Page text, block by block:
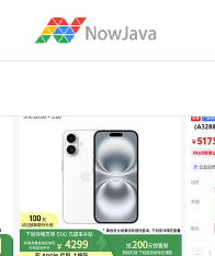
东自营 + 国补 / 历史